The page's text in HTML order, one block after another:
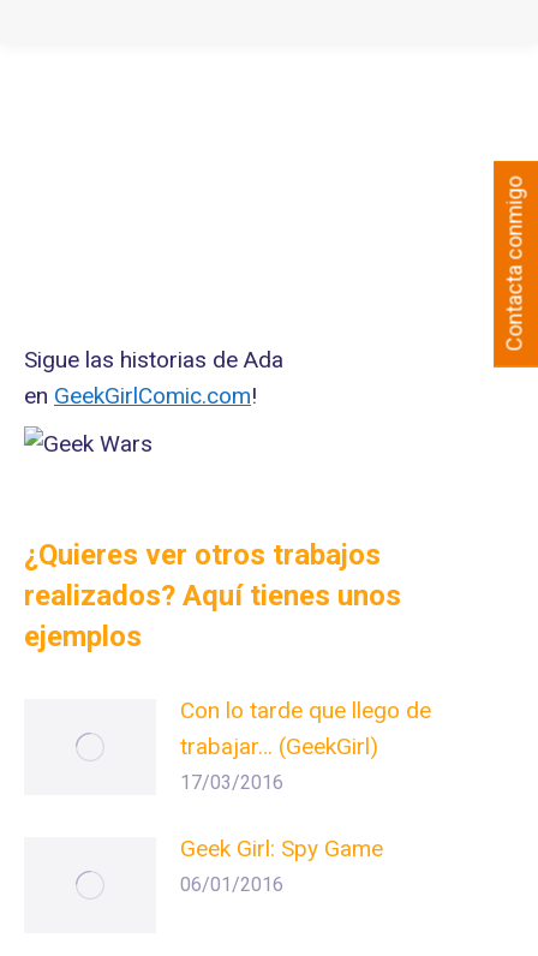
Sigue las historias de Ada
en GeekGirlComic.com!
¿Quieres ver otros trabajos
realizados? Aquí tienes unos
ejemplos
Con lo tarde que llego de
trabajar… (GeekGirl)
17/03/2016
Geek Girl: Spy Game
06/01/2016
Contacta conmigo